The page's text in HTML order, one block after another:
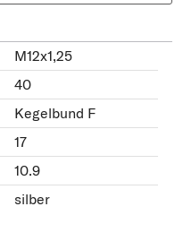
M12x1,25
40
Kegelbund F
17
10.9
silber